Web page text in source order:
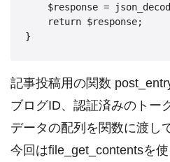
$response =
    return $response;
記事投稿用の関数
ブログID、認証済みのトー
データの配列を関数に渡し
今回はfile_get_contentsを使